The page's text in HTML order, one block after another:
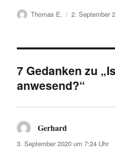
Autor
Thomas E.
Veröffentlicht
2. September
7 Gedanken zu
anwesend?“
Gerhard
3. September 2020 um 7:24 Uhr